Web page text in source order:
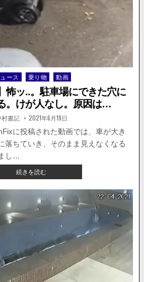
ース 乗り物 動画
怖ッ..。駐車場にできた穴に
。けが人なし。原因は…
:
村書記 掲
載
日：
2021年6月19日
に投稿された動画では、車が大き
落ちていき、そのまま見えなくなる
し…
続きを読む【海
外
ニ
ュ
ッ..。
駐
場
に